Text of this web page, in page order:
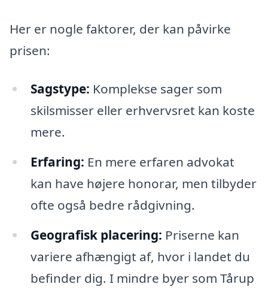
Her er nogle faktorer, der kan påvirke
prisen:
Sagstype: Komplekse sager som
skilsmisser eller erhvervsret kan koste
mere.
Erfaring: En mere erfaren advokat
kan have højere honorar, men tilbyder
ofte også bedre rådgivning.
Geografisk placering: Priserne kan
variere afhængigt af, hvor i landet du
befinder dig. I mindre byer som Tårup